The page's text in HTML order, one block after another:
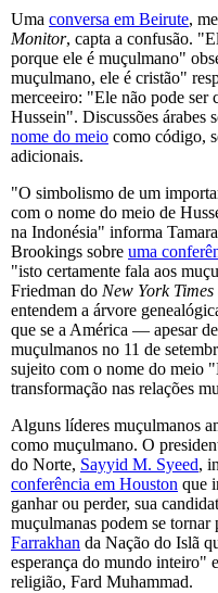
Uma conversa em Beirute,
Monitor, capta a confusão.
porque ele é muçulmano"
muçulmano, ele é cristão"
merceeiro: "Ele não pode ser
Hussein". Discussões árabes
nome do meio como código,
adicionais.
"O simbolismo de um
com o nome do meio de
na Indonésia" informa
Brookings sobre uma
"isto certamente fala aos
Friedman do New York Times
entendem a árvore
que se a América — apesar
muçulmanos no 11 de
sujeito com o nome do meio
transformação nas relações
Alguns líderes muçulmanos
como muçulmano. O
do Norte, Sayyid M. Syeed,
conferência em Houston que
ganhar ou perder, sua
muçulmanas podem se tornar
Farrakhan da Nação do Islã
esperança do mundo inteiro"
religião, Fard Muhammad.